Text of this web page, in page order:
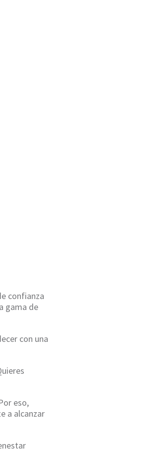
confianza
gama de
con una
eso,
a alcanzar